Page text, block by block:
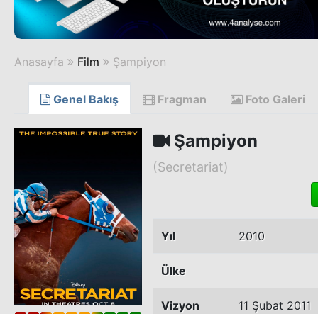
Anasayfa Film Şampiyon
Genel Bakış Fragman Foto Galeri
Şampiyon
(Secretariat)
Yıl 2010
Ülke
Vizyon
11 Şubat 2011